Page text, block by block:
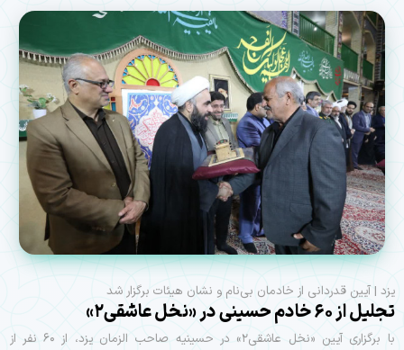
یزد | آیین قدردانی از خادمان بی‌نام و نشان هیئات برگزار شد
تجلیل از ۶۰ خادم حسینی در «نخل عاشقی۲»
با برگزاری آیین «نخل عاشقی۲» در حسینیه صاحب الزمان یزد، از ۶۰ نفر از